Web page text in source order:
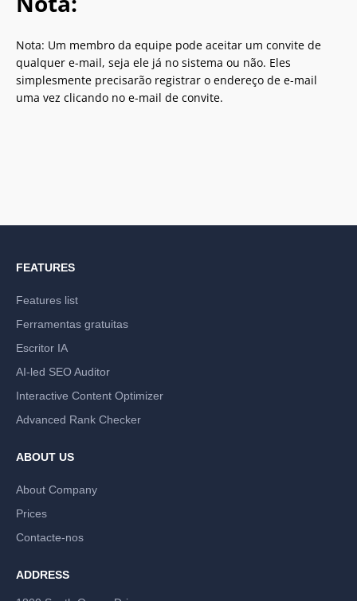
Nota: Um membro da equipe pode aceitar um convite de
qualquer e-mail, seja ele já no sistema ou não. Eles
simplesmente precisarão registrar o endereço de e-mail
uma vez clicando no e-mail de convite.
FEATURES
Features list
Ferramentas gratuitas
Escritor IA
AI-led SEO Auditor
Interactive Content Optimizer
Advanced Rank Checker
ABOUT US
About Company
Prices
Contacte-nos
ADDRESS